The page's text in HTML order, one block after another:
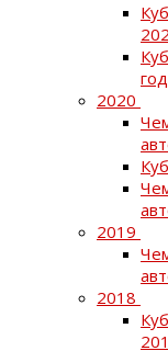
2020
2019
2018